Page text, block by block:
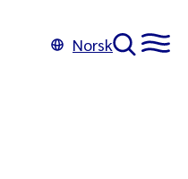
Norsk